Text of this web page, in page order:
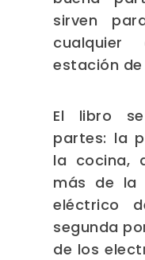
sirven
estación
El libro
partes: la
la cocina,
más de la
eléctrico
segunda
de los